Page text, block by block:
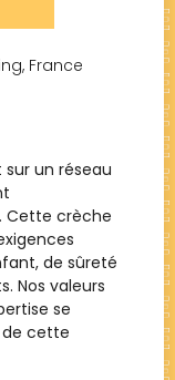
France
un réseau
Cette crèche
de sûreté
Nos valeurs
se
cette